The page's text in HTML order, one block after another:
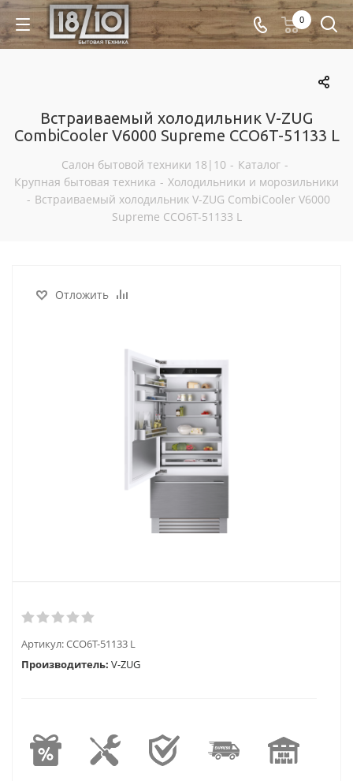
0
Встраиваемый холодильник V-ZUG
CombiCooler V6000 Supreme CCO6T-51133 L
Салон бытовой техники 18|10 - Каталог -
Крупная бытовая техника - Холодильники и морозильники
- Встраиваемый холодильник V-ZUG CombiCooler V6000
Supreme CCO6T-51133 L
Отложить
Артикул:CCO6T-51133 L
Производитель: V-ZUG